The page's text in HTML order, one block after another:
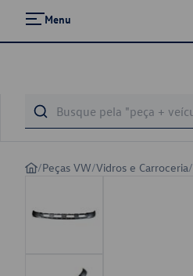
Menu
/Peças VW/Vidros e Carroceria/